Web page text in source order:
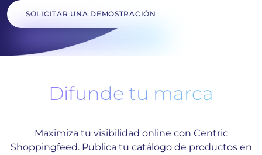
SOLICITAR UNA DEMOSTRACIÓN
Difunde tu marca
Maximiza tu visibilidad online con Centric
Shoppingfeed. Publica tu catálogo de productos en